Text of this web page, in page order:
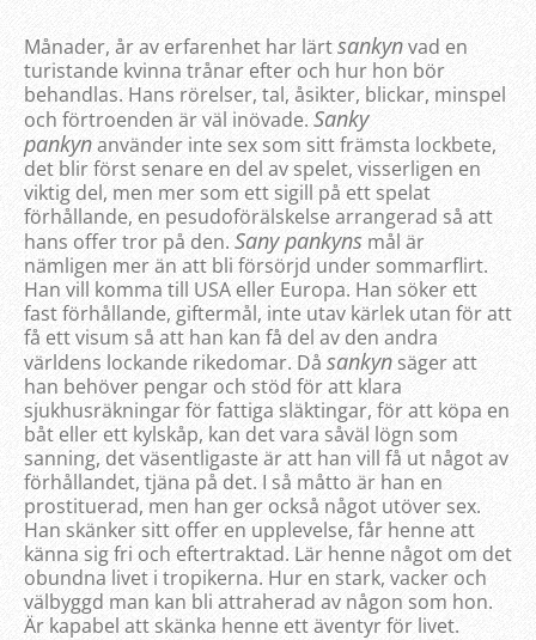
Månader, år av erfarenhet har lärtsankynvad en
turistande kvinna trånar efter och hur hon bör
behandlas. Hans rörelser, tal, åsikter, blickar, minspel
och förtroenden är väl inövade. Sanky
pankynanvänder inte sex som sitt främsta lockbete,
det blir först senare en del av spelet, visserligen en
viktig del, men mer som ett sigill på ett spelat
förhållande, en pesudoförälskelse arrangerad så att
hans offer tror på den. Sany pankyns mål är
nämligen mer än att bli försörjd under sommarflirt.
Han vill komma till USA eller Europa. Han söker ett
fast förhållande, giftermål, inte utav kärlek utan för att
få ett visum så att han kan få del av den andra
världens lockande rikedomar. Då sankyn säger att
han behöver pengar och stöd för att klara
sjukhusräkningar för fattiga släktingar, för att köpa en
båt eller ett kylskåp, kan det vara såväl lögn som
sanning, det väsentligaste är att han vill få ut något av
förhållandet, tjäna på det. I så måtto är han en
prostituerad, men han ger också något utöver sex.
Han skänker sitt offer en upplevelse, får henne att
känna sig fri och eftertraktad. Lär henne något om det
obundna livet i tropikerna. Hur en stark, vacker och
välbyggd man kan bli attraherad av någon som hon.
Är kapabel att skänka henne ett äventyr för livet.